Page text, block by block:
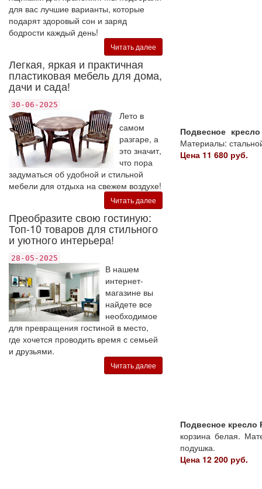
для вас лучшие варианты, которые
подарят здоровый сон и заряд
бодрости каждый день!
Читать далее
Легкая, яркая и практичная
пластиковая мебель для дома,
дачи и сада!
30-06-2025
Лето в
самом
разгаре, а
это значит,
что пора
задуматься об удобной и стильной
мебели для отдыха на свежем воздухе!
Читать далее
Преобразите свою гостиную:
Топ-10 товаров для стильного
и уютного интерьера!
28-05-2025
В нашем
интернет-
магазине вы
найдете все
необходимое
для превращения гостиной в место,
где хочется проводить время с семьей
и друзьями.
Читать далее
Подвесное
Материалы:
Цена 11 680 руб.
Подвесное кресло
корзина белая.
подушка.
Цена 12 200 руб.